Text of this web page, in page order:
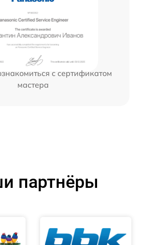
с сертификатом
мастера
партнёры